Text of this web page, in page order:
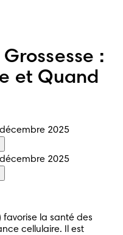
:
et Quand
2025
2025
favorise la santé des
cellulaire. Il est